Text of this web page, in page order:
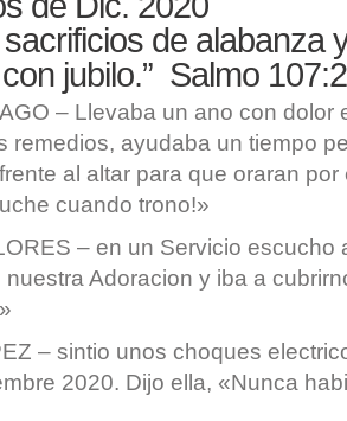
de alabanza
jubilo.” Salmo
– Llevaba un ano con dolor
remedios, ayudaba un tiempo
al altar para que oraran
cuando trono!»
– en un Servicio escucho
Adoracion y iba a
– sintio unos choques
2020. Dijo ella, «Nunca